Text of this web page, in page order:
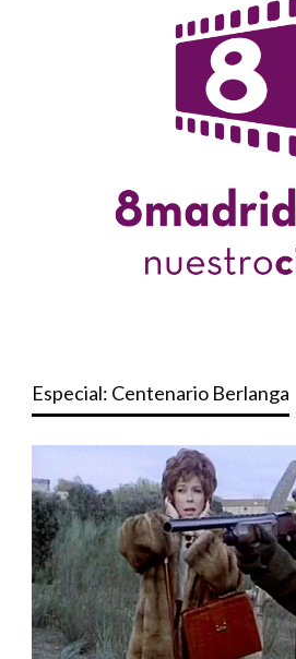
Especial: Centenario Berlanga